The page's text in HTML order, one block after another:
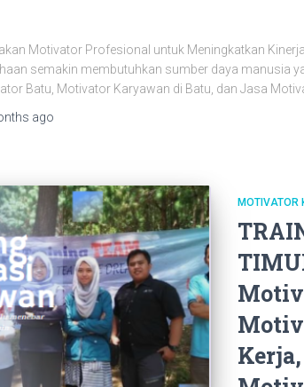
Motivator Profesional untuk Meningkatkan
semakin membutuhkan sumber daya manusia
Batu, Motivator Karyawan di Batu, dan Jasa
ago
MOTIVATOR